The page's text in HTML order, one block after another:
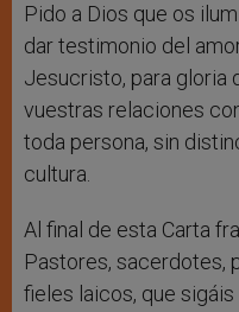
Pido a Dios que os
dar testimonio del
Jesucristo, para gloria
vuestras relaciones
toda persona, sin
cultura.
Al final de esta Carta
Pastores, sacerdotes,
fieles laicos, que